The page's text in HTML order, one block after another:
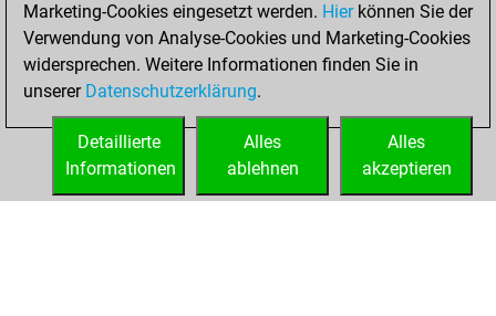
Dienstag,
Februar 1, 2022
You created
your Studies account
Studies
Marketing-Cookies eingesetzt werden. Hierkönnen Sie der
Verwendung von Analyse-Cookies und Marketing-Cookies
widersprechen. Weitere Informationen finden Sie in
unserer Datenschutzerklärung.
Alles
akzeptieren
Alles
ablehnen
Detaillierte
Informationen